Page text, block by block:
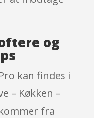
og
kan findes i
– Køkken –
fra